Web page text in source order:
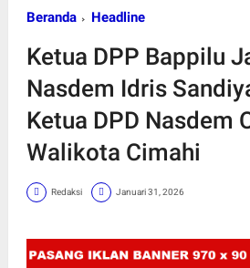
Beranda Headline
Ketua DPP Bappilu
Nasdem Idris
Ketua DPD Nasdem
Walikota Cimahi
Redaksi Januari 31, 2026